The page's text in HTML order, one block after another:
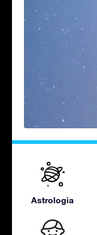
Astrologia